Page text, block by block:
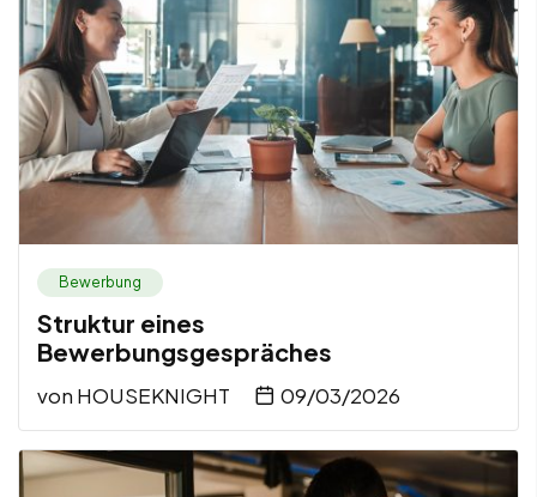
Bewerbung
Struktur eines
Bewerbungsgespräches
von HOUSEKNIGHT 09/03/2026